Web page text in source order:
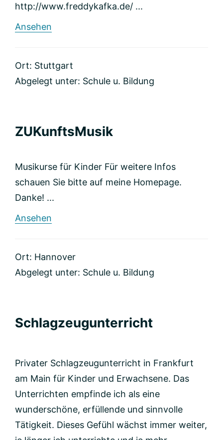
http://www.freddykafka.de/ ...
Ansehen
Kafka
Ort: Stuttgart
Abgelegt unter: Schule u. Bildung
ZUKunftsMusik
Musikurse für Kinder Für weitere Infos
schauen Sie bitte auf meine Homepage.
Danke! ...
Ansehen
Ort: Hannover
Abgelegt unter: Schule u. Bildung
Schlagzeugunterricht
Privater Schlagzeugunterricht in Frankfurt
am Main für Kinder und Erwachsene. Das
Unterrichten empfinde ich als eine
wunderschöne, erfüllende und sinnvolle
Tätigkeit. Dieses Gefühl wächst immer weiter,